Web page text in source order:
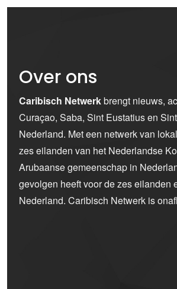
Over ons
Caribisch Netwerkbrengt nieuws,
Curaçao, Saba, Sint Eustatius en
Nederland. Met een netwerk van
zes eilanden van het Nederlandse
Arubaanse gemeenschap in
gevolgen heeft voor de zes eilanden
Nederland. Caribisch Netwerk is